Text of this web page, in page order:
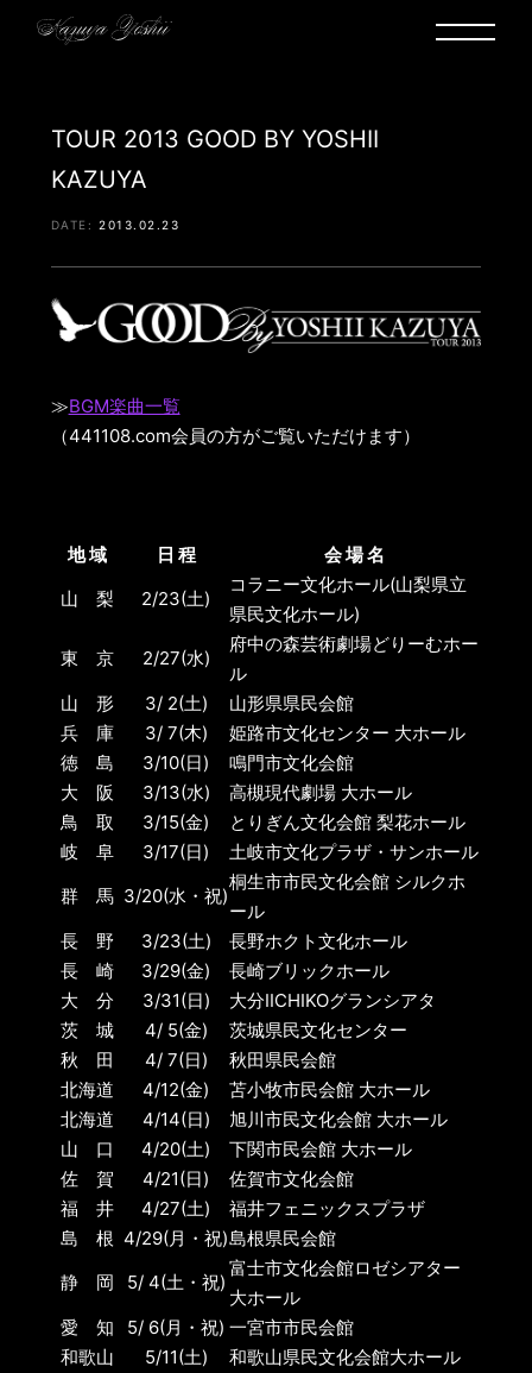
TOUR 2013 GOOD BY YOSHII
KAZUYA
2013.02.23
≫BGM楽曲一覧
（441108.com会員の方がご覧いただけます）
地 域 日 程
会 場 名
山 梨
2/23(土)
コラニー文化ホール(山梨県立
県民文化ホール)
東 京
2/27(水)
府中の森芸術劇場どりーむホー
ル
山 形
3/ 2(土)
山形県県民会館
兵 庫
3/ 7(木)
姫路市文化センター 大ホール
徳 島
3/10(日)
鳴門市文化会館
大 阪
3/13(水)
高槻現代劇場 大ホール
鳥 取
3/15(金)
とりぎん文化会館 梨花ホール
岐 阜
3/17(日)
土岐市文化プラザ・サンホール
群 馬 3/20(水・祝)
桐生市市民文化会館 シルクホ
ール
長 野
3/23(土)
長野ホクト文化ホール
長 崎
3/29(金)
長崎ブリックホール
大 分
3/31(日)
大分IICHIKOグランシアタ
茨 城
4/ 5(金)
茨城県民文化センター
秋 田
4/ 7(日)
秋田県民会館
北海道
4/12(金)
苫小牧市民会館 大ホール
北海道
4/14(日)
旭川市民文化会館 大ホール
山 口
4/20(土)
下関市民会館 大ホール
佐 賀
4/21(日)
佐賀市文化会館
福 井
4/27(土)
福井フェニックスプラザ
島 根 4/29(月・祝)島根県民会館
静 岡
5/ 4(土・祝)
富士市文化会館ロゼシアター
大ホール
愛 知
5/ 6(月・祝) 一宮市市民会館
和歌山
5/11(土)
和歌山県民文化会館大ホール